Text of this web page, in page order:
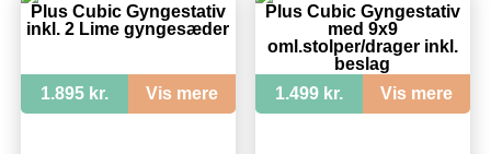
Plus Cubic Gyngestativ
inkl. 2 Lime gyngesæder
1.895 kr. Vis mere
Plus Cubic Gyngestativ
med 9x9
oml.stolper/drager inkl.
beslag
1.499 kr.
Vis mere